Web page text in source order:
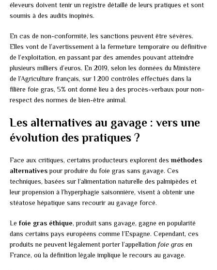
éleveurs doivent tenir un registre détaillé de leurs pratiques et sont
soumis à des audits inopinés.
En cas de non-conformité, les sanctions peuvent être sévères.
Elles vont de l’avertissement à la fermeture temporaire ou définitive
de l’exploitation, en passant par des amendes pouvant atteindre
plusieurs milliers d’euros. En 2019, selon les données du Ministère
de l’Agriculture français, sur 1 200 contrôles effectués dans la
filière foie gras, 5% ont donné lieu à des procès-verbaux pour non-
respect des normes de bien-être animal.
Les alternatives au gavage : vers une
évolution des pratiques ?
Face aux critiques, certains producteurs explorent des méthodes
alternativespour produire du foie gras sans gavage. Ces
techniques, basées sur l’alimentation naturelle des palmipèdes et
leur propension à l’hyperphagie saisonnière, visent à obtenir une
stéatose hépatique sans recourir au gavage forcé.
Le foie gras éthique, produit sans gavage, gagne en popularité
dans certains pays européens comme l’Espagne. Cependant, ces
produits ne peuvent légalement porter l’appellation foie gras en
France, où la définition légale implique le recours au gavage.